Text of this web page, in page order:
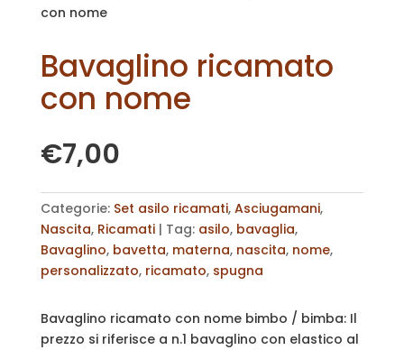
con nome
Bavaglino ricamato
con nome
€7,00
Categorie: Set asilo ricamati, Asciugamani,
Nascita, Ricamati Tag: asilo, bavaglia,
Bavaglino, bavetta, materna, nascita, nome,
personalizzato, ricamato, spugna
Bavaglino ricamato con nome bimbo / bimba: Il
prezzo si riferisce a n.1 bavaglino con elastico al